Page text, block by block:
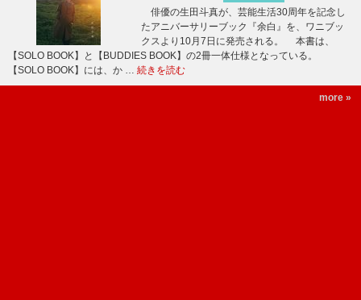
俳優の生田斗真が、芸能生活30周年を記念し
たアニバーサリーブック『余白』を、ワニブッ
クスより10月7日に発売される。 本書は、
【SOLO BOOK】と【BUDDIES BOOK】の2冊一体仕様となっている。
【SOLO BOOK】には、か … 続きを読む
more »